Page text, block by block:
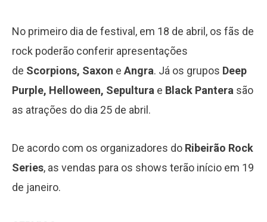
No primeiro dia de festival, em 18 de abril, os fãs de
rock poderão conferir apresentações
de Scorpions, Saxon e Angra. Já os grupos Deep
Purple, Helloween, Sepultura e Black Pantera são
as atrações do dia 25 de abril.
De acordo com os organizadores do Ribeirão Rock
Series, as vendas para os shows terão início em 19
de janeiro.